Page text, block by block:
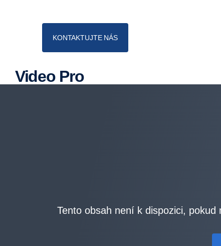
KONTAKTUJTE NÁS
Video Pro
Tento obsah není k dispozici,